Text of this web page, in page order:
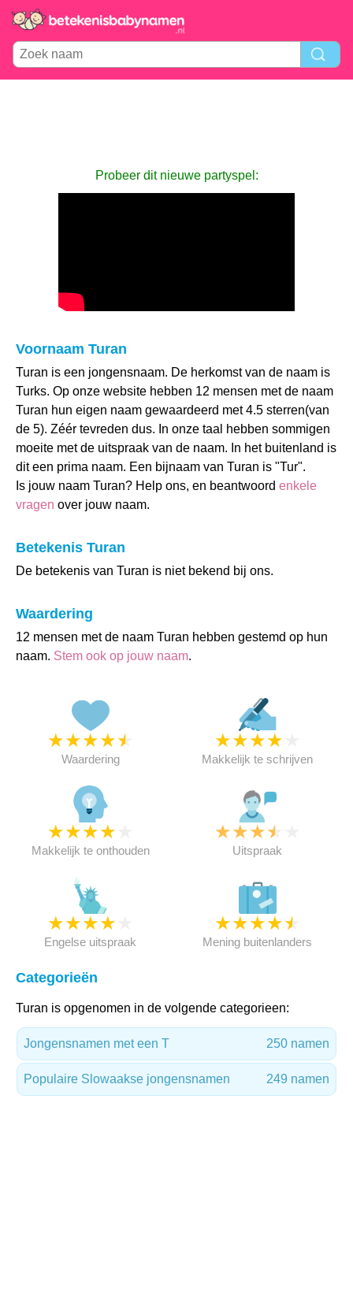
Probeer dit nieuwe partyspel:
Voornaam Turan
Turan is een jongensnaam. De herkomst van de naam is
Turks. Op onze website hebben 12 mensen met de naam
Turan hun eigen naam gewaardeerd met 4.5 sterren(van
de 5). Zéér tevreden dus. In onze taal hebben sommigen
moeite met de uitspraak van de naam. In het buitenland is
dit een prima naam. Een bijnaam van Turan is "Tur".
Is jouw naam Turan? Help ons, en beantwoord enkele
vragen over jouw naam.
Betekenis Turan
De betekenis van Turan is niet bekend bij ons.
Waardering
12 mensen met de naam Turan hebben gestemd op hun
naam. Stem ook op jouw naam.
★★★★★
Waardering
★★★★
Makkelijk te schrijven
★★★★
Makkelijk te onthouden
★★★★
Uitspraak
★★★★
Engelse uitspraak
★★★★★
Mening buitenlanders
Categorieën
Turan is opgenomen in de volgende categorieen:
Jongensnamen met een T 250 namen
Populaire Slowaakse jongensnamen 249 namen